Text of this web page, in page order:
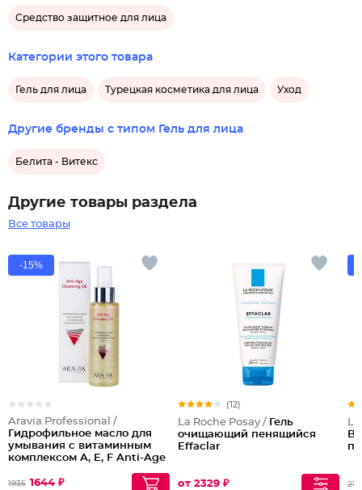
Средство защитное для лица
Категории этого товара
Гель для лица Турецкая косметика для лица Уход
Другие бренды с типом Гель для лица
Белита - Витекс
Другие товары раздела
Все товары
-15%
Aravia Professional /
Гидрофильное масло для
умывания с витаминным
комплексом A, E, F Anti-Age
1935 1644 ₽
(12)
La Roche Posay / Гель
очищающий пенящийся
Effaclar
от 2329 ₽ 216